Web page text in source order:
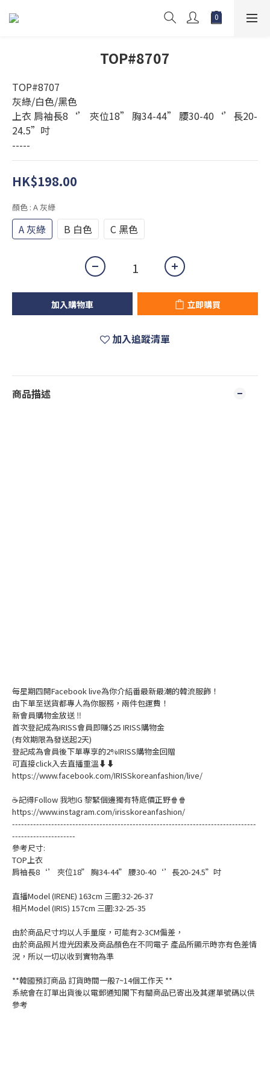
TOP#8707
TOP#8707
灰綠/白色/黑色
上衣 肩袖長8‘’ 夾位18” 胸34-44” 腰30-40‘’長20-
24.5”吋
-----
HK$198.00
顏色 : A 灰綠
A 灰綠 B 白色 C 黑色
加入購物車 立即購買
加入追蹤清單
商品描述
每星期四開Facebook live為你介紹番最新最潮的韓流服飾！
由下單至送貨都專人為你服務，兩件包運費！
新會員購物金放送 ‼️
首次登記成為IRISS會員即賺$25 IRISS購物金
(有效期限為發送起2天)
登記成為會員後下單專享的2%IRISS購物金回贈
可直接click入去直播重溫⬇⬇
https://www.facebook.com/IRISSkoreanfashion/live/
☕記得Follow 我地IG 黎緊個邊獨有特底價正野🍿🍿
https://www.instagram.com/irisskoreanfashion/
---------------------------------------------------------------------------------
---------------------
參考尺寸:
TOP上衣
肩袖長8‘’ 夾位18” 胸34-44” 腰30-40‘’長20-24.5”吋
直播Model (IRENE) 163cm 三圍:32-26-37
相片Model (IRIS) 157cm 三圍:32-25-35
由於商品尺寸均以人手量度，可能有2-3CM偏差，
由於商品照片燈光因素及商品顏色在不同電子 產品所顯示時亦有色差情
況，所以一切以收到實物為準
**韓國預訂商品 訂貨時間一般7~14個工作天 **
系統會在訂單出貨後以電郵通知閣下有關商品已寄出及其運單號碼以供
參考